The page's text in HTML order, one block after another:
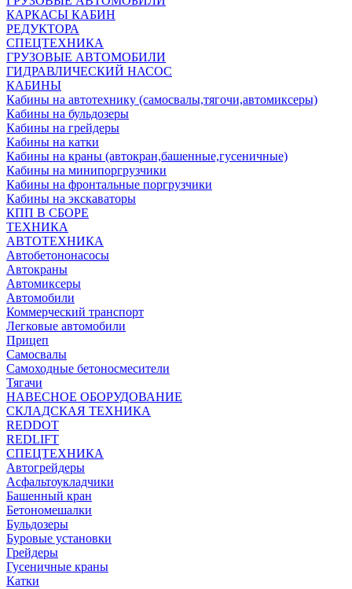
КАРКАСЫ КАБИН
РЕДУКТОРА
СПЕЦТЕХНИКА
ГРУЗОВЫЕ АВТОМОБИЛИ
ГИДРАВЛИЧЕСКИЙ НАСОС
КАБИНЫ
Кабины на автотехнику (самосвалы,тягочи,автомиксеры)
Кабины на бульдозеры
Кабины на грейдеры
Кабины на катки
Кабины на краны (автокран,башенные,гусеничные)
Кабины на минипоргрузчики
Кабины на фронтальные поргрузчики
Кабины на экскаваторы
КПП В СБОРЕ
ТЕХНИКА
АВТОТЕХНИКА
Автобетононасосы
Автокраны
Автомиксеры
Автомобили
Коммерческий транспорт
Легковые автомобили
Прицеп
Самосвалы
Самоходные бетоносмесители
Тягачи
НАВЕСНОЕ ОБОРУДОВАНИЕ
СКЛАДСКАЯ ТЕХНИКА
REDDOT
REDLIFT
СПЕЦТЕХНИКА
Автогрейдеры
Асфальтоукладчики
Башенный кран
Бетономешалки
Бульдозеры
Буровые установки
Грейдеры
Гусеничные краны
Катки